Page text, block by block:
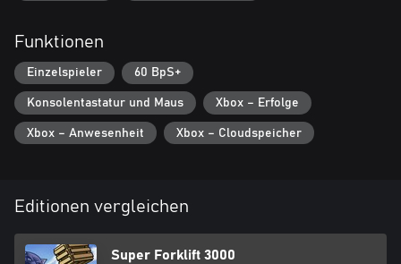
Funktionen
Einzelspieler 60 BpS+
Konsolentastatur und Maus Xbox – Erfolge
Xbox – Anwesenheit Xbox – Cloudspeicher
Editionen vergleichen
Super Forklift 3000